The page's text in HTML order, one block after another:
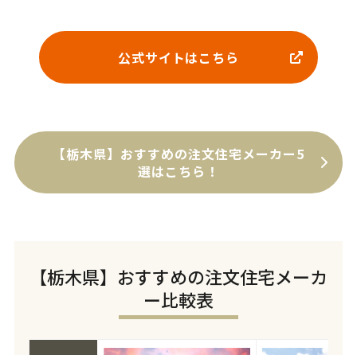
公式サイトはこちら
【栃木県】おすすめの注文住宅メーカー5
選はこちら！
【栃木県】おすすめの注文住宅メーカ
ー比較表